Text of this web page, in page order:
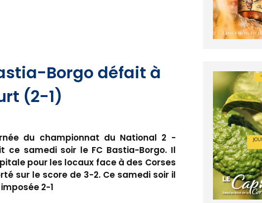
Borgo défait à
(2-1)
du championnat du National 2 -
ce samedi soir le FC Bastia-Borgo. Il
pour les locaux face à des Corses
sur le score de 3-2. Ce samedi soir il
2-1